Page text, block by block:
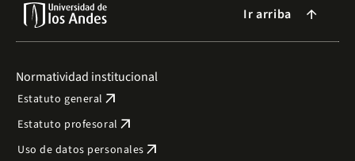
Ir arriba arrow_forward
Normatividad institucional
Estatuto general arrow_outward
Estatuto profesoral arrow_outward
Uso de datos personales arrow_outward